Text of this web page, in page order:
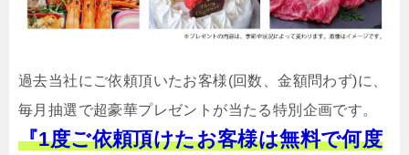
過去当社にご依頼頂いたお客様(回数、金額問わず)に、
毎月抽選で超豪華プレゼントが当たる特別企画です。
『1度ご依頼頂けたお客様は無料で何度